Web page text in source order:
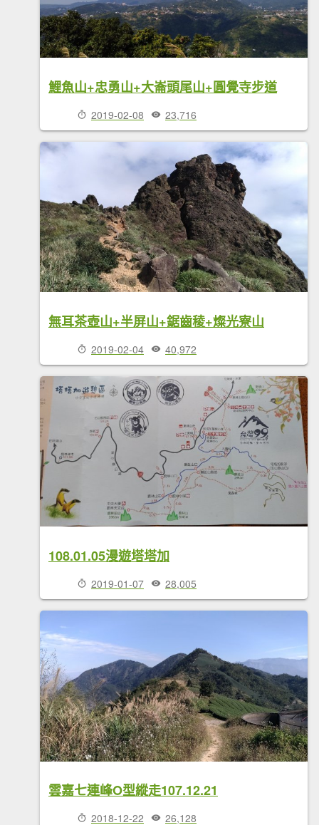
鯉魚山+忠勇山+大崙頭尾山+圓覺寺步道
2019-02-08 23,716
無耳茶壺山+半屏山+鋸齒稜+燦光寮山
2019-02-04 40,972
108.01.05漫遊塔塔加
2019-01-07 28,005
雲嘉七連峰O型縱走107.12.21
2018-12-22 26,128